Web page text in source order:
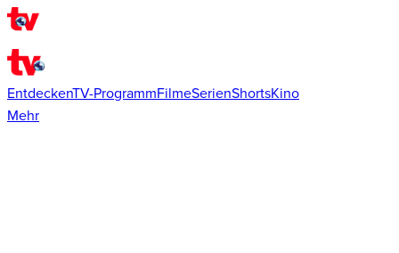
EntdeckenTV-ProgrammFilmeSerienShortsKino
Mehr